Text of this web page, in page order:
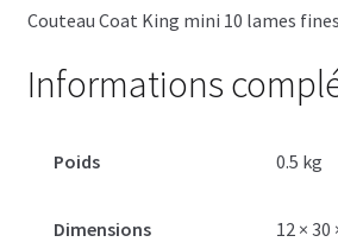
Couteau Coat King mini 10 lames fines
Informations
Poids 0.5 kg
Dimensions 12 × 30